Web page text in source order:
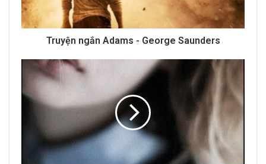
a
d
Truyện ngắn Adams - George Saunders